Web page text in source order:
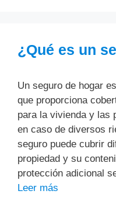
¿Qué es un
Un seguro de hogar
que proporciona
para la vivienda y las
en caso de diversos
seguro puede cubrir
propiedad y su
protección adicional
Leer más